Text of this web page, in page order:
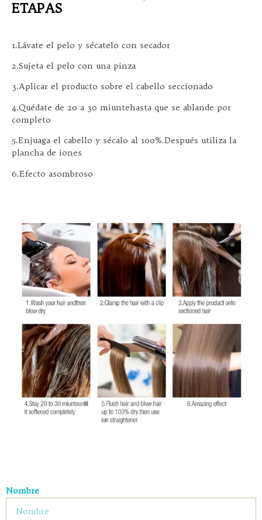
ETAPAS
1.Lávate el pelo y sécatelo con secador
2.Sujeta el pelo con una pinza
3.Aplicar el producto sobre el cabello seccionado
4.Quédate de 20 a 30 miuntehasta que se ablande por
completo
5.Enjuaga el cabello y sécalo al 100%.Después utiliza la
plancha de iones
6.Efecto asombroso
Nombre